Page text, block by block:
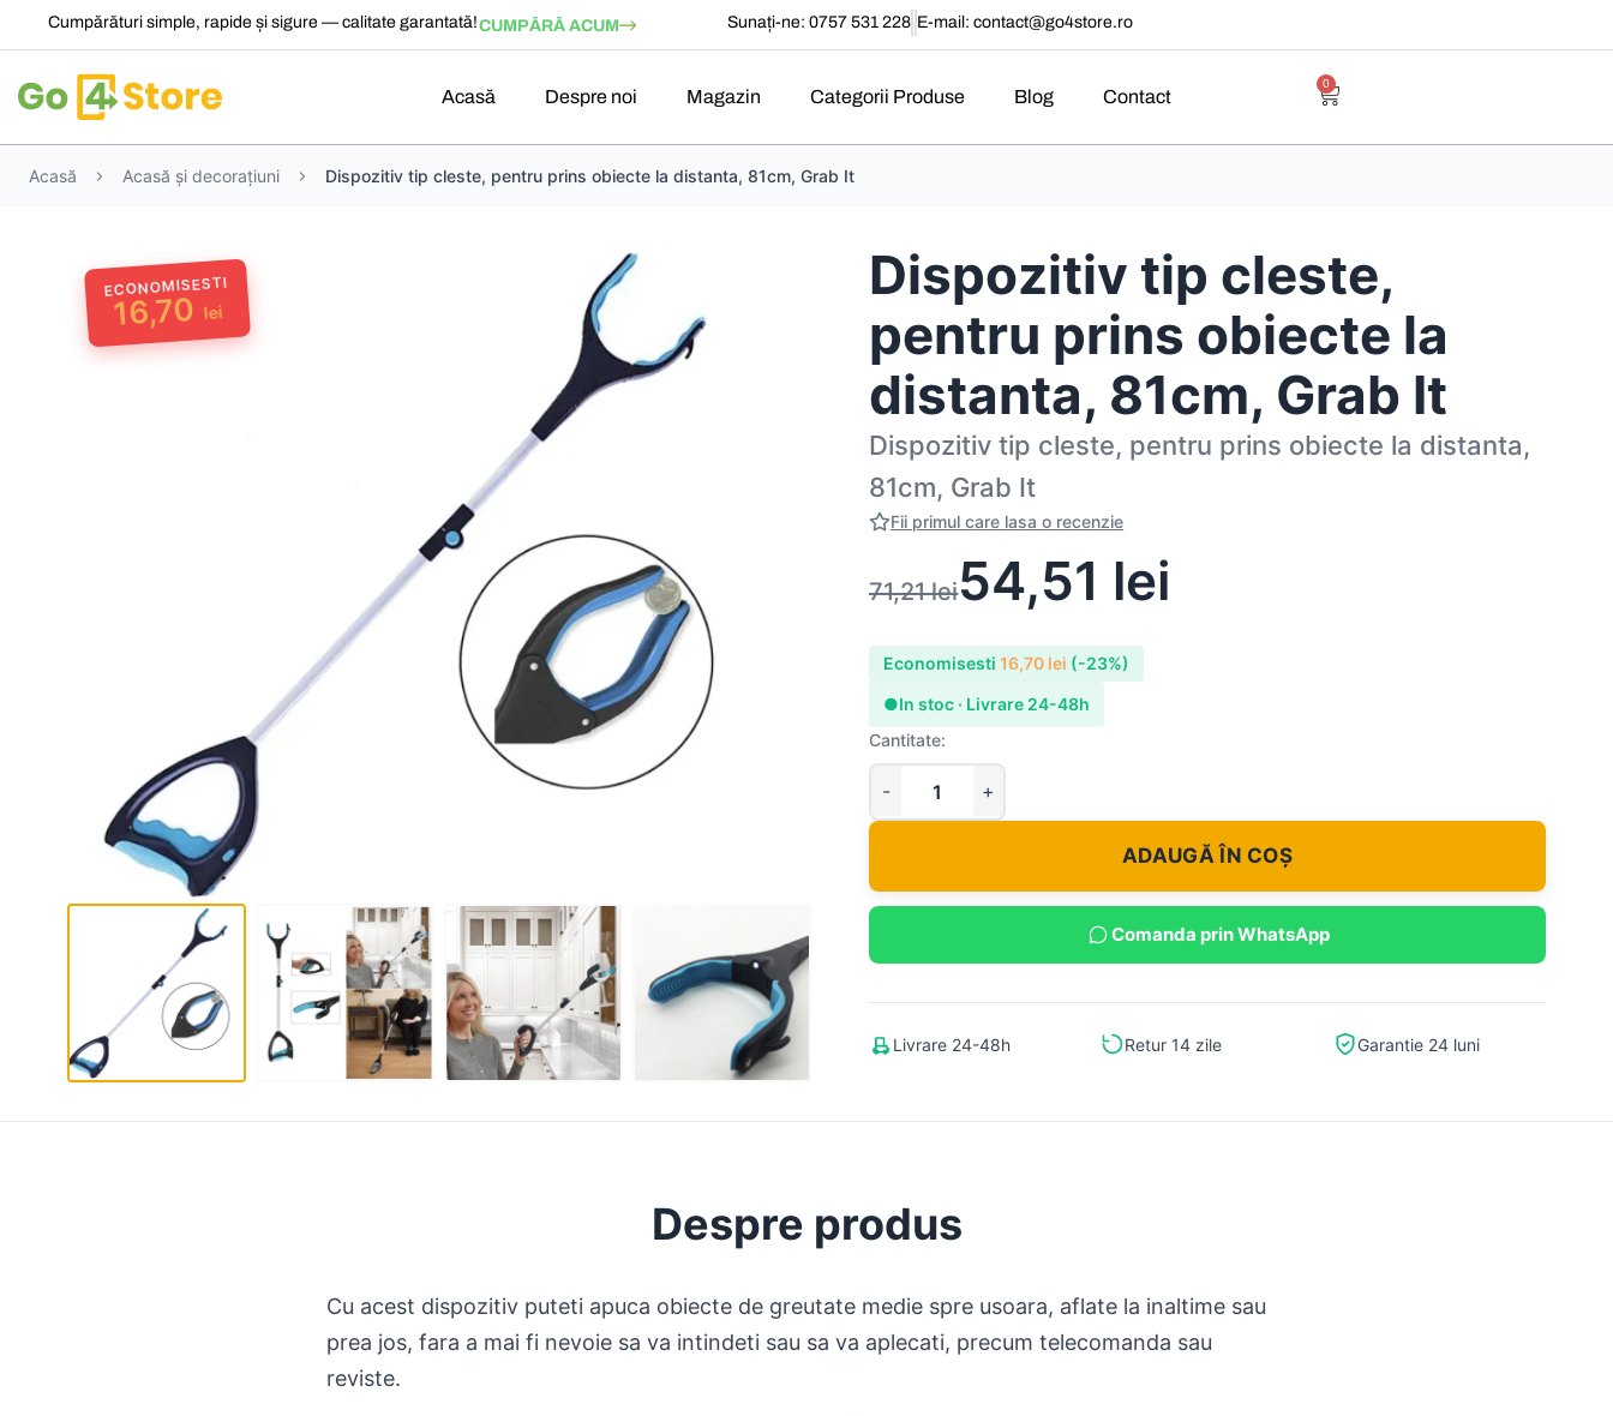
Cumpărături simple, rapide și sigure — calitate garantată!CUMPĂRĂ ACUM Sunați-ne: 0757 531 228 E-mail:contact@go4store.ro
Acasă Despre noi Magazin Categorii Produse Blog Contact
0
Acasă Acasă și decorațiuni Dispozitiv tip cleste, pentru prins obiecte la distanta, 81cm, Grab It
ECONOMISESTI
16,70 lei
Dispozitiv tip cleste,
pentru prins obiecte la
distanta, 81cm, Grab It
Dispozitiv tip cleste, pentru prins obiecte la distanta,
81cm, Grab It
Fii primul care lasa o recenzie
71,21lei54,51 lei
Economisesti16,70 lei (-23%)
●In stoc · Livrare 24-48h
Cantitate:
ADAUGĂ ÎN COȘ
Comanda prin WhatsApp
Livrare 24-48h Retur 14 zile Garantie 24 luni
Despre produs
Cu acest dispozitiv puteti apuca obiecte de greutate medie spre usoara, aflate la inaltime sau
prea jos, fara a mai fi nevoie sa va intindeti sau sa va aplecati, precum telecomanda sau
reviste.